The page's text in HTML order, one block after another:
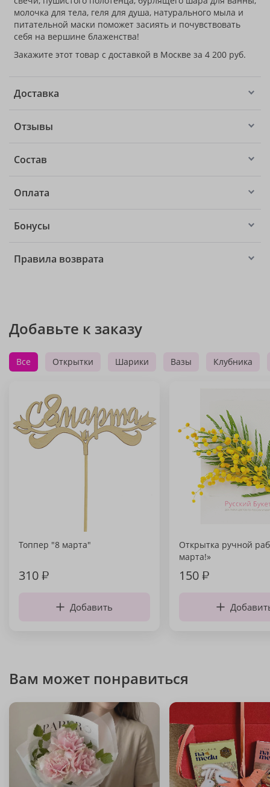
молочка для тела, геля для душа, натурального мыла и
питательной маски поможет засиять и почувствовать
себя на вершине блаженства!
Закажите этот товар с доставкой в Москве за 4 200 руб.
Доставка
Отзывы
Состав
Оплата
Бонусы
Правила возврата
Добавьте к заказу
Все Открытки Шарики Вазы Клубника
Топпер "8 марта"
310₽
Добавить
Открытка ручной
марта!»
150₽
Вам может понравиться